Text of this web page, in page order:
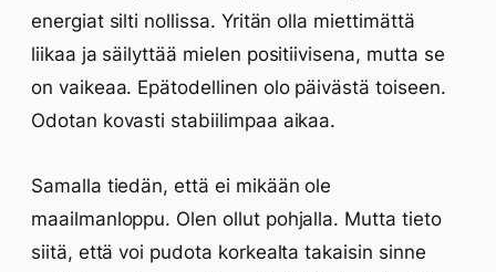
energiat silti nollissa. Yritän olla miettimättä
liikaa ja säilyttää mielen positiivisena, mutta se
on vaikeaa. Epätodellinen olo päivästä toiseen.
Odotan kovasti stabiilimpaa aikaa.
Samalla tiedän, että ei mikään ole
maailmanloppu. Olen ollut pohjalla. Mutta tieto
siitä, että voi pudota korkealta takaisin sinne